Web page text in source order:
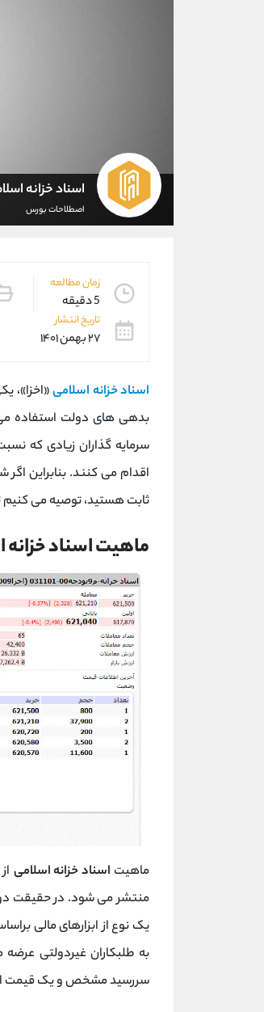
اسناد خزانه
اصطلاحات بورس
زمان مطالعه
5 دقیقه
تاریخ انتشار
۲۷ بهمن ۱۴۰۱
اسناد خزانه اسلامی«اخزا»،
بدهی های دولت استفاده می
سرمایه گذاران زیادی که
اقدام می کنند. بنابراین
ثابت هستید، توصیه می کنیم
ماهیت اسناد خزانه
ماهیت اسناد خزانه اسلامی
منتشر می شود. در حقیقت دولت
یک نوع از ابزارهای مالی
به طلبکاران غیردولتی
سررسید مشخص و یک قیمت